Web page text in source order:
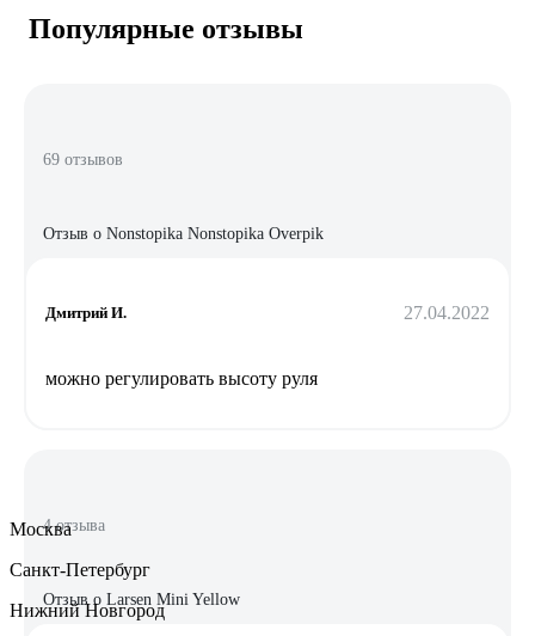
Популярные отзывы
69 отзывов
Отзыв о Nonstopika Nonstopika Overpik
Дмитрий И. 27.04.2022
можно регулировать высоту руля
4 отзыва
Отзыв о Larsen Mini Yellow
Москва
Санкт-Петербург
Нижний Новгород